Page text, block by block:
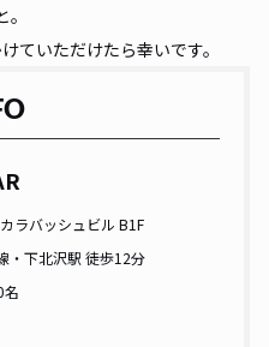
ていただけたら幸いです。
ラバッシュビル B1F
・下北沢駅 徒歩12分
名